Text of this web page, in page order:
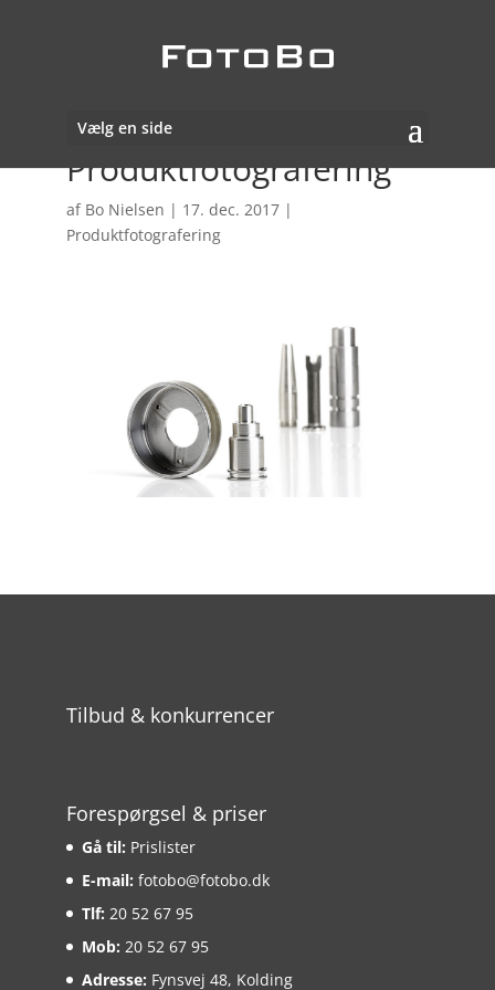
Vælg en side
Produktfotografering
af Bo Nielsen | 17. dec. 2017|
Produktfotografering
Tilbud & konkurrencer
Forespørgsel & priser
Gå til: Prislister
E-mail: fotobo@fotobo.dk
Tlf: 20 52 67 95
Mob: 20 52 67 95
Adresse: Fynsvej 48, Kolding